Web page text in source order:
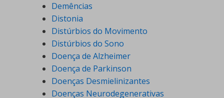
Demências
Distonia
Distúrbios do Movimento
Distúrbios do Sono
Doença de Alzheimer
Doença de Parkinson
Doenças Desmielinizantes
Doenças Neurodegenerativas